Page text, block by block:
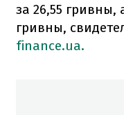
за 26,55 гривны,
гривны,
finance.ua.